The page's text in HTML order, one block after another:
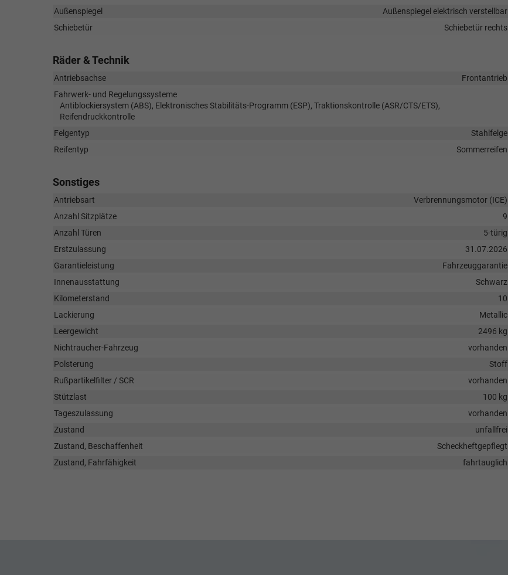
Außenspiegel
Außenspiegel elektrisch verstellbar
Schiebetür
Schiebetür rechts
Räder & Technik
Antriebsachse
Frontantrieb
Fahrwerk- und Regelungssysteme
Antiblockiersystem (ABS), Elektronisches Stabilitäts-Programm (ESP), Traktionskontrolle (ASR/CTS/ETS),
Reifendruckkontrolle
Felgentyp
Stahlfelge
Reifentyp
Sommerreifen
Sonstiges
Antriebsart
Verbrennungsmotor (ICE)
Anzahl Sitzplätze
9
Anzahl Türen
5-türig
Erstzulassung
31.07.2026
Garantieleistung
Fahrzeuggarantie
Innenausstattung
Schwarz
Kilometerstand
10
Lackierung
Metallic
Leergewicht
2496 kg
Nichtraucher-Fahrzeug
vorhanden
Polsterung
Stoff
Rußpartikelfilter / SCR
vorhanden
Stützlast
100 kg
Tageszulassung
vorhanden
Zustand
unfallfrei
Zustand, Beschaffenheit
Scheckheftgepflegt
Zustand, Fahrfähigkeit
fahrtauglich